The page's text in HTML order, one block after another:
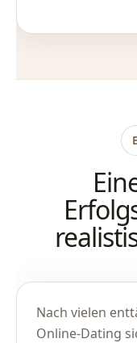
Nach vielen
Online-Dating